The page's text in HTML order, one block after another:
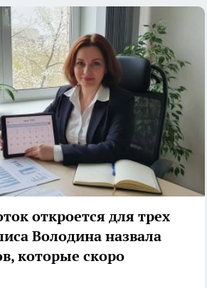
откроется для трех
Володина назвала
которые скоро